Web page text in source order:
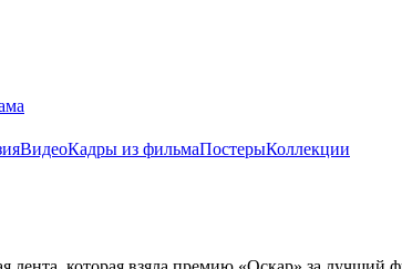
ВидеоКадры из фильмaПостерыКоллекции